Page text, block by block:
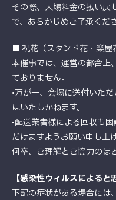
その際、入場料金の払い戻
で、あらかじめご了承くだ
■ 祝花（スタンド花・楽屋
本催事では、運営の都合上
ておりません。
•万が一、会場に送付いた
はいたしかねます。
•配送業者様による回収も
だけますようお願い申し上げ
何卒、ご理解とご協力のほ
【感染性ウィルスによると
下記の症状がある場合には